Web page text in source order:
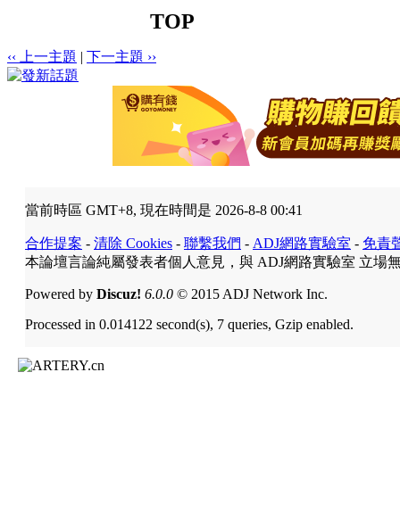
TOP
‹‹ 上一主題 | 下一主題 ››
當前時區 GMT+8, 現在時間是 2026-8-8 00:41
合作提案 - 清除 Cookies - 聯繫我們 - ADJ網路實驗室 - 免責
本論壇言論純屬發表者個人意見，與 ADJ網路實驗室 立場
Powered by Discuz! 6.0.0 © 2015 ADJ Network Inc.
Processed in 0.014122 second(s), 7 queries, Gzip enabled.